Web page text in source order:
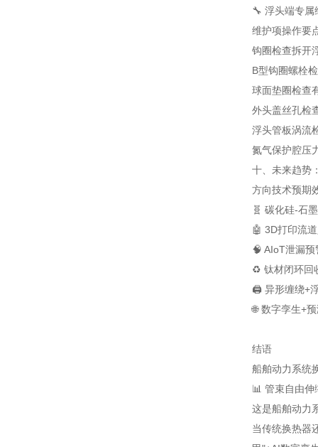
🔧 浮头端专属
维护项操作要
钩圈检查拆开
B型钩圈螺栓
球面垫圈检查
外头盖丝孔检
浮头管板涡流
氮气保护腔压
十、未来趋势
方向技术预期
🧬 碳化硅-石
🤖 3D打印流道
🧠 AIoT泄漏预
♻️ 钛材闭环回
🖨️ 异形缠绕+
🌐 数字孪生+
结语
船舶动力系统
📊 管束自由
这是船舶动力
当传统换热器